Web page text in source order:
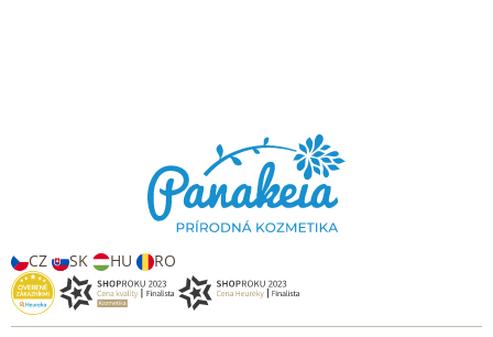
CZ SK HU RO